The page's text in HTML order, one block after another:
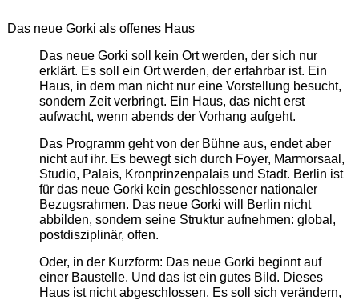
Das neue Gorki als offenes Haus
Das neue Gorki soll kein Ort werden, der sich nur
erklärt. Es soll ein Ort werden, der erfahrbar ist. Ein
Haus, in dem man nicht nur eine Vorstellung besucht,
sondern Zeit verbringt. Ein Haus, das nicht erst
aufwacht, wenn abends der Vorhang aufgeht.
Das Programm geht von der Bühne aus, endet aber
nicht auf ihr. Es bewegt sich durch Foyer, Marmorsaal,
Studio, Palais, Kronprinzenpalais und Stadt. Berlin ist
für das neue Gorki kein geschlossener nationaler
Bezugsrahmen. Das neue Gorki will Berlin nicht
abbilden, sondern seine Struktur aufnehmen: global,
postdisziplinär, offen.
Oder, in der Kurzform: Das neue Gorki beginnt auf
einer Baustelle. Und das ist ein gutes Bild. Dieses
Haus ist nicht abgeschlossen. Es soll sich verändern,